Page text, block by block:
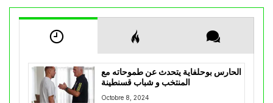
الحارس بوحلفاية يتحدث عن طموحاته مع
المنتخب و شباب قسنطينة
Octobre 8, 2024